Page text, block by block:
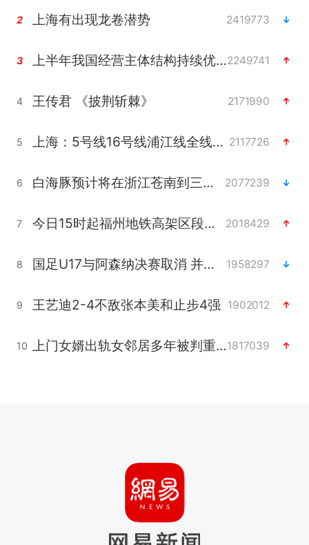
2 上海有出现龙卷潜势 2419773
3 上半年我国经营主体结构持续优化2249741
4 王传君 《披荆斩棘》 2171990
5 上海：5号线16号线浦江线全线停运 2117726
6 白海豚预计将在浙江苍南到三门一带登陆 2077239
7 今日15时起福州地铁高架区段停运 2018429
8 国足U17与阿森纳决赛取消 并列冠军 1958297
9 王艺迪2-4不敌张本美和止步4强 1902012
10 上门女婿出轨女邻居多年被判重婚罪1817039